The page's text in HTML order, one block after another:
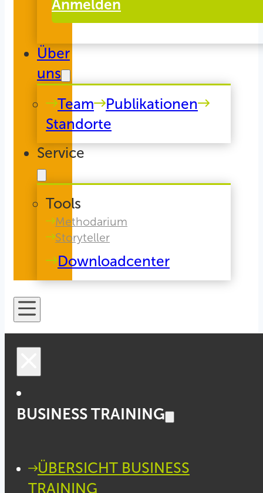
Anmelden
Über
uns
Team
Publikationen
Standorte
Service
Tools
Methodarium
Storyteller
Downloadcenter
BUSINESS TRAINING
ÜBERSICHT BUSINESS
TRAINING